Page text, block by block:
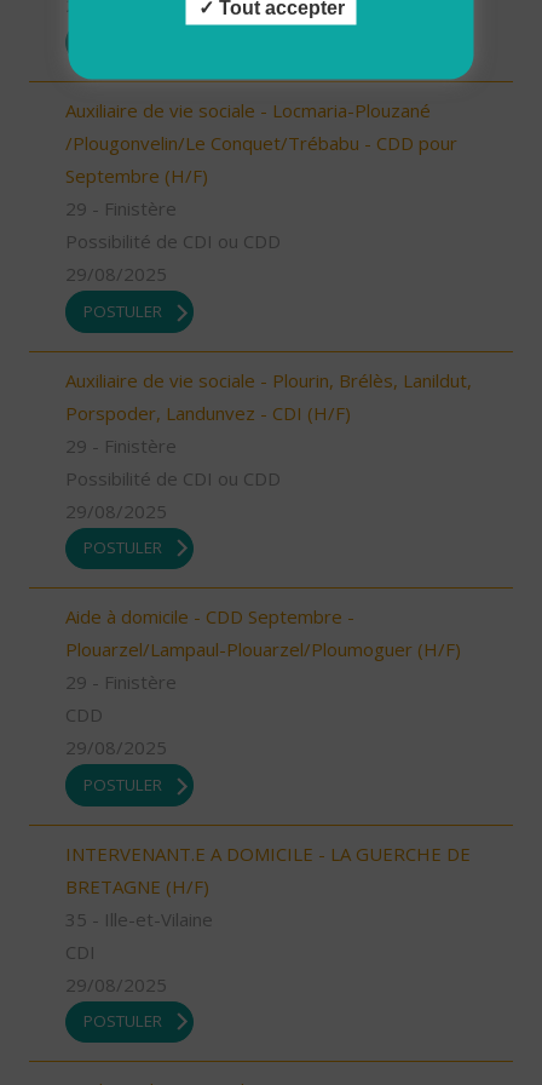
Auxiliaire de vie sociale - Locmaria-Plouzané
/Plougonvelin/Le Conquet/Trébabu - CDD pour
Septembre (H/F)
29 - Finistère
Possibilité de CDI ou CDD
29/08/2025
POSTULER
Auxiliaire de vie sociale - Plourin, Brélès, Lanildut,
Porspoder, Landunvez - CDI (H/F)
29 - Finistère
Possibilité de CDI ou CDD
29/08/2025
POSTULER
Aide à domicile - CDD Septembre -
Plouarzel/Lampaul-Plouarzel/Ploumoguer (H/F)
29 - Finistère
CDD
29/08/2025
POSTULER
INTERVENANT.E A DOMICILE - LA GUERCHE DE
BRETAGNE (H/F)
35 - Ille-et-Vilaine
CDI
29/08/2025
POSTULER
Tout accepter